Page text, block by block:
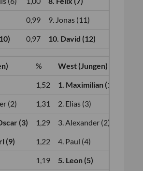
0,99 9. Jonas (11)
0,97 10. David (12)
% West (Jungen)
1,52 1. Maximilian (1)
(2) 1,31 2. Elias (3)
(3) 1,29 3. Alexander (2)
(9) 1,22 4. Paul (4)
1,19 5. Leon (5)